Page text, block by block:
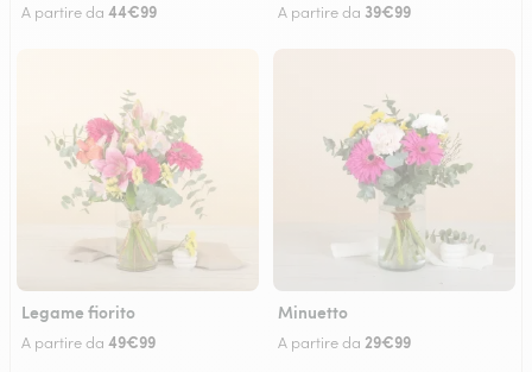
A partire da 44€99 A partire da 39€99
Legame fiorito
A partire da 49€99
Minuetto
A partire da 29€99